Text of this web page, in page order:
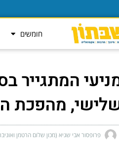
חומשים
המתגייר
מהפכת
פרופסור אבי שגיא (מכון שלום הרטמן